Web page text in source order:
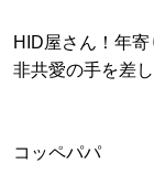
HID屋さん！年
非共愛の手を差
コッペパパ